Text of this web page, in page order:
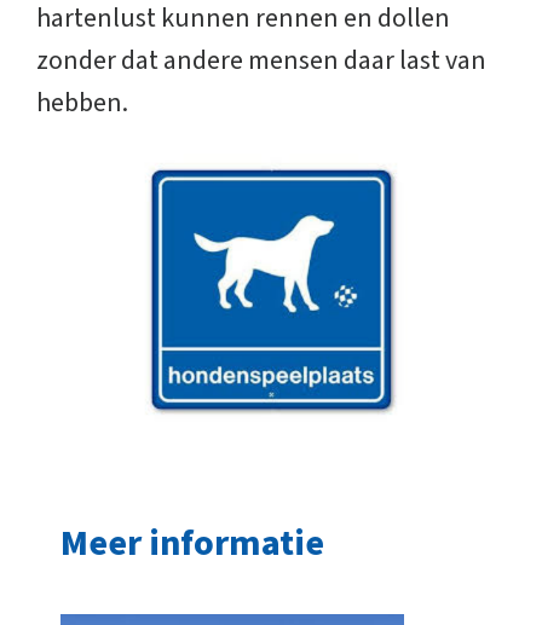
hartenlust kunnen rennen en dollen
zonder dat andere mensen daar last van
hebben.
Meer informatie